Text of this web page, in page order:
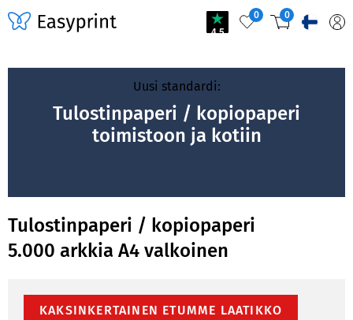
4.5
0 0
Uusi standardi:
Tulostinpaperi / kopiopaperi
toimistoon ja kotiin
Tulostinpaperi / kopiopaperi
5.000 arkkia A4 valkoinen
KAKSINKERTAINEN ETUMME LAATIKKO